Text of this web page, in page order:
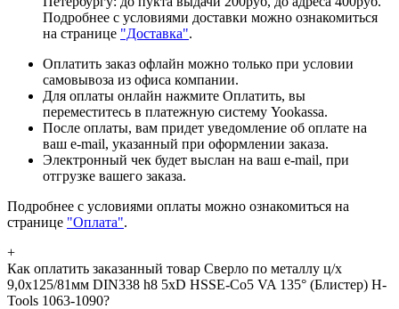
Подробнее с условиями доставки можно ознакомиться
на странице "Доставка".
Оплатить заказ офлайн можно только при условии
самовывоза из офиса компании.
Для оплаты онлайн нажмите Оплатить, вы
переместитесь в платежную систему Yookassa.
После оплаты, вам придет уведомление об оплате на
ваш e-mail, указанный при оформлении заказа.
Электронный чек будет выслан на ваш e-mail, при
отгрузке вашего заказа.
Подробнее с условиями оплаты можно ознакомиться на
странице "Оплата".
+
Как оплатить заказанный товар Сверло по металлу ц/х
9,0x125/81мм DIN338 h8 5xD HSSE-Co5 VA 135° (Блистер) H-
Tools 1063-1090?